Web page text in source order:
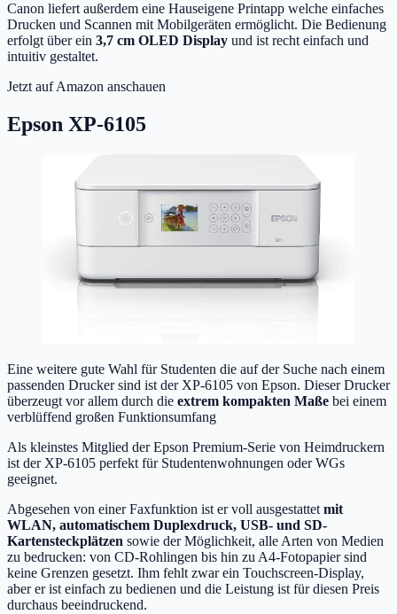
Canon liefert außerdem eine Hauseigene Printapp welche einfaches
Drucken und Scannen mit Mobilgeräten ermöglicht. Die Bedienung
erfolgt über ein 3,7 cm OLED Display und ist recht einfach und
intuitiv gestaltet.
Jetzt auf Amazon anschauen
Epson XP-6105
Eine weitere gute Wahl für Studenten die auf der Suche nach einem
passenden Drucker sind ist der XP-6105 von Epson. Dieser Drucker
überzeugt vor allem durch die extrem kompakten Maße bei einem
verblüffend großen Funktionsumfang
Als kleinstes Mitglied der Epson Premium-Serie von Heimdruckern
ist der XP-6105 perfekt für Studentenwohnungen oder WGs
geeignet.
Abgesehen von einer Faxfunktion ist er voll ausgestattet mit
WLAN, automatischem Duplexdruck, USB- und SD-
Kartensteckplätzen sowie der Möglichkeit, alle Arten von Medien
zu bedrucken: von CD-Rohlingen bis hin zu A4-Fotopapier sind
keine Grenzen gesetzt. Ihm fehlt zwar ein Touchscreen-Display,
aber er ist einfach zu bedienen und die Leistung ist für diesen Preis
durchaus beeindruckend.